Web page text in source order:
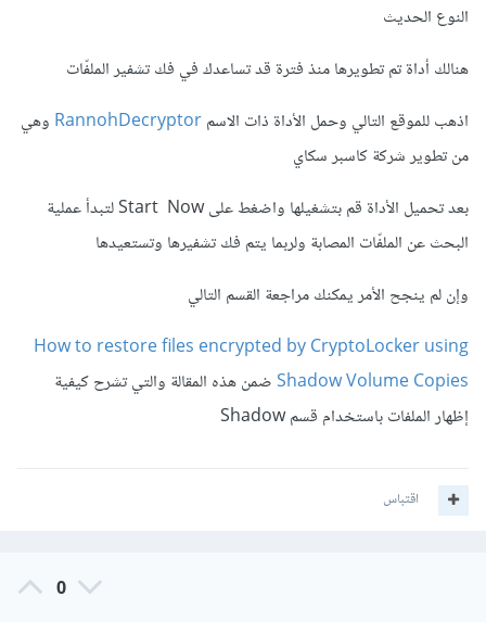
النوع الحديث
هنالك أداة تم تطويرها منذ فترة قد تساعدك في فك تشفير الملفّات
اذهب للموقع التالي وحمل الأداة ذات الاسمRannohDecryptor وهي
من تطوير شركة كاسبر سكاي
بعد تحميل الأداة قم بتشغيلها واضغط على Start Now لتبدأ عملية
البحث عن الملفّات المصابة ولربما يتم فك تشفيرها وتستعيدها
وإن لم ينجح الأمر يمكنك مراجعة القسم التالي
How to restore files encrypted by CryptoLocker using
Shadow Volume Copiesضمن هذه المقالة والتي تشرح كيفية
إظهار الملفات باستخدام قسم Shadow
اقتباس
0